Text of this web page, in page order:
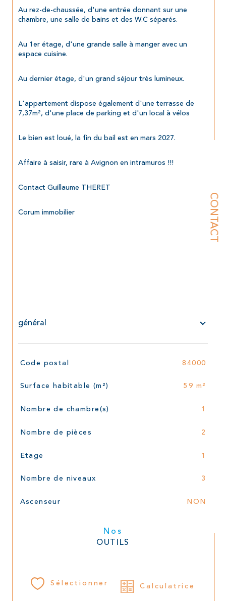
CONTACT
Au rez-de-chaussée, d'une entrée donnant sur une
chambre, une salle de bains et des W.C séparés.
Au 1er étage, d'une grande salle à manger avec un
espace cuisine.
Au dernier étage, d'un grand séjour très lumineux.
L'appartement dispose également d'une terrasse de
7,37m², d'une place de parking et d'un local à vélos
Le bien est loué, la fin du bail est en mars 2027.
Affaire à saisir, rare à Avignon en intramuros !!!
Contact Guillaume THERET
Corum immobilier
général
TRAD_SIROCCO_Caracteristique
Code postal 84000
Surface habitable (m²) 59 m²
Nombre de chambre(s) 1
Nombre de pièces 2
Etage 1
Nombre de niveaux 3
Ascenseur NON
Nos
OUTILS
Sélectionner Calculatrice